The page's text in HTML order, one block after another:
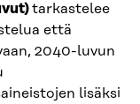
tarkastelee
että
2040-luvun
lisäksi